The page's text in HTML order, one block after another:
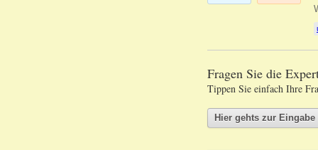
Fragen Sie die
Tippen Sie einfach Ihre